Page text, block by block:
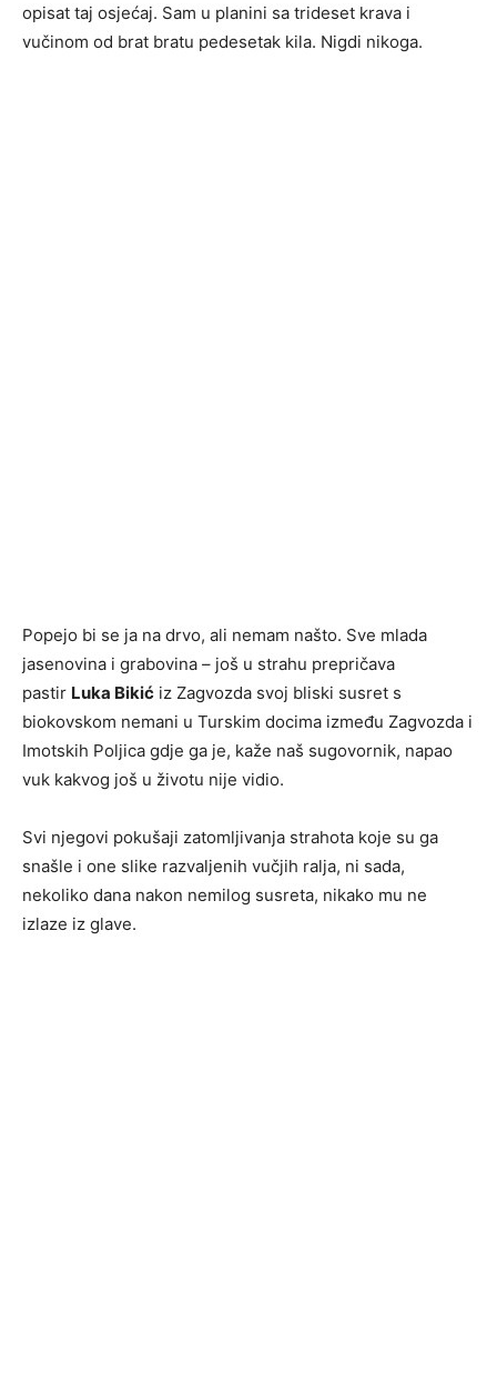
opisat taj osjećaj. Sam u planini sa trideset krava i
vučinom od brat bratu pedesetak kila. Nigdi nikoga.
Popejo bi se ja na drvo, ali nemam našto. Sve mlada
jasenovina i grabovina – još u strahu prepričava
pastir Luka Bikić iz Zagvozda svoj bliski susret s
biokovskom nemani u Turskim docima između Zagvozda i
Imotskih Poljica gdje ga je, kaže naš sugovornik, napao
vuk kakvog još u životu nije vidio.
Svi njegovi pokušaji zatomljivanja strahota koje su ga
snašle i one slike razvaljenih vučjih ralja, ni sada,
nekoliko dana nakon nemilog susreta, nikako mu ne
izlaze iz glave.